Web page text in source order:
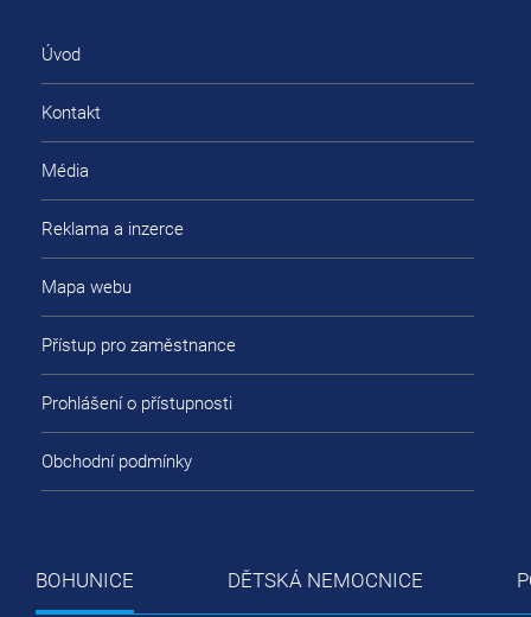
Úvod
Kontakt
Média
Reklama a inzerce
Mapa webu
Přístup pro zaměstnance
Prohlášení o přístupnosti
Obchodní podmínky
BOHUNICE DĚTSKÁ NEMOCNICE